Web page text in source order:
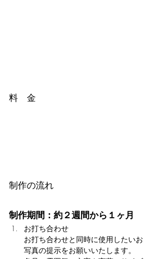
料　金
制作の流れ
制作期間：約２週間から１ヶ月
お打ち合わせ
お打ち合わせと同時に使用したいお
写真の提示をお願いいたします。